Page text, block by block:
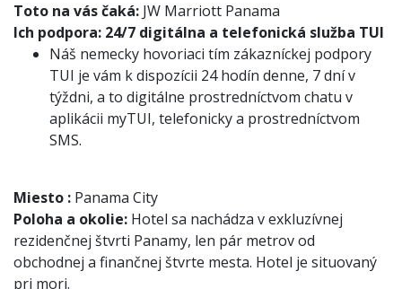
Toto na vás čaká: JW Marriott Panama
Ich podpora: 24/7 digitálna a telefonická služba TUI
Náš nemecky hovoriaci tím zákazníckej podpory
TUI je vám k dispozícii 24 hodín denne, 7 dní v
týždni, a to digitálne prostredníctvom chatu v
aplikácii myTUI, telefonicky a prostredníctvom
SMS.
Miesto : Panama City
Poloha a okolie: Hotel sa nachádza v exkluzívnej
rezidenčnej štvrti Panamy, len pár metrov od
obchodnej a finančnej štvrte mesta. Hotel je situovaný
pri mori.